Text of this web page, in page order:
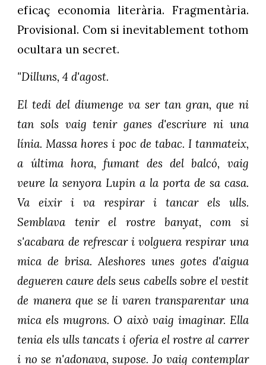
eficaç economia literària. Fragmentària.
Provisional. Com si inevitablement tothom
ocultara un secret.
"Dilluns, 4 d'agost.
El tedi del diumenge va ser tan gran, que ni
tan sols vaig tenir ganes d'escriure ni una
línia. Massa hores i poc de tabac. I tanmateix,
a última hora, fumant des del balcó, vaig
veure la senyora Lupin a la porta de sa casa.
Va eixir i va respirar i tancar els ulls.
Semblava tenir el rostre banyat, com si
s'acabara de refrescar i volguera respirar una
mica de brisa. Aleshores unes gotes d'aigua
degueren caure dels seus cabells sobre el vestit
de manera que se li varen transparentar una
mica els mugrons. O això vaig imaginar. Ella
tenia els ulls tancats i oferia el rostre al carrer
i no se n'adonava, supose. Jo vaig contemplar